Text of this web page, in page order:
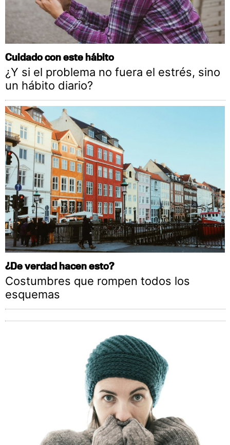
Cuidado con este hábito
¿Y si el problema no fuera el estrés, sino
un hábito diario?
¿De verdad hacen esto?
Costumbres que rompen todos los
esquemas